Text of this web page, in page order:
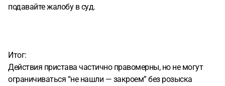
подавайте жалобу в суд.
Итог:
Действия пристава частично правомерны, но не могут
ограничиваться “не нашли — закроем” без розыска